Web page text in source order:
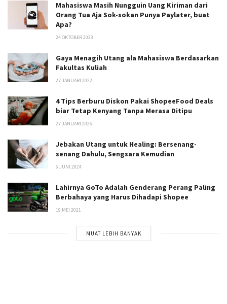
Mahasiswa Masih Nungguin Uang Kiriman dari
Orang Tua Aja Sok-sokan Punya Paylater, buat
Apa?
24 OKTOBER 2023
Gaya Menagih Utang ala Mahasiswa Berdasarkan
Fakultas Kuliah
27 JANUARI 2022
4 Tips Berburu Diskon Pakai ShopeeFood Deals
biar Tetap Kenyang Tanpa Merasa Ditipu
27 JANUARI 2026
Jebakan Utang untuk Healing: Bersenang-
senang Dahulu, Sengsara Kemudian
6 JUNI 2024
Lahirnya GoTo Adalah Genderang Perang Paling
Berbahaya yang Harus Dihadapi Shopee
19 MEI 2021
MUAT LEBIH BANYAK